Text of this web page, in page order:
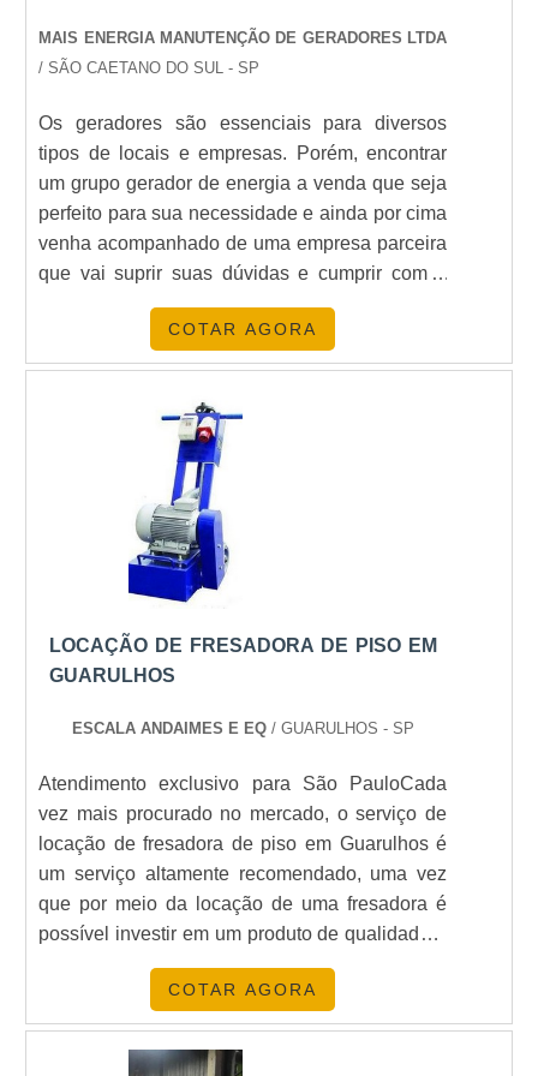
MAIS ENERGIA MANUTENÇÃO DE GERADORES LTDA
/ SÃO CAETANO DO SUL - SP
Os geradores são essenciais para diversos
tipos de locais e empresas. Porém, encontrar
um grupo gerador de energia a venda que seja
perfeito para sua necessidade e ainda por cima
venha acompanhado de uma empresa parceira
que vai suprir suas dúvidas e cumprir com o
prometido, esse é o melhor dos mundos. Tipos
de geradoresAntes de mais nada, você deve
entender qual a sua real necessidade, por
COTAR AGORA
LOCAÇÃO DE FRESADORA DE PISO EM
GUARULHOS
ESCALA ANDAIMES E EQ/ GUARULHOS - SP
Atendimento exclusivo para São PauloCada
vez mais procurado no mercado, o serviço de
locação de fresadora de piso em Guarulhos é
um serviço altamente recomendado, uma vez
que por meio da locação de uma fresadora é
possível investir em um produto de qualidade e
extremamente eficiente. A fresadora é um
equipamento que foi criado para fazer a
renovação de pisos ou criar aderências a pisos
já existentes, tudo isso por meio do processo de
COTAR AGORA